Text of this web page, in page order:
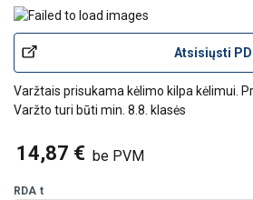
Atsisiųsti
Varžtais prisukama kėlimo kilpa kėlimui.
Varžto turi būti min. 8.8. klasės
14,87 € be PVM
RDA t